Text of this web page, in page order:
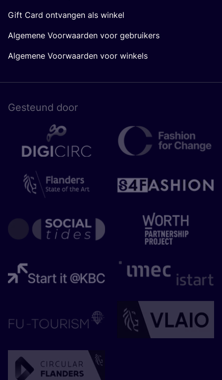
Gift Card ontvangen als winkel
Algemene Voorwaarden voor gebruikers
Algemene Voorwaarden voor winkels
Gesteund door